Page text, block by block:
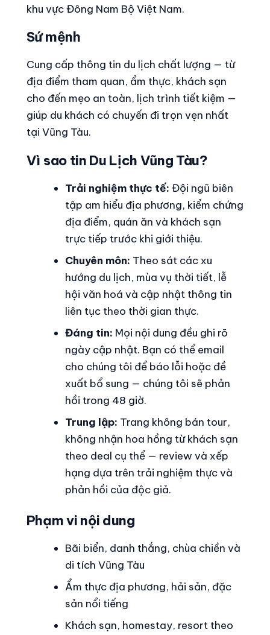
khu vực Đông Nam Bộ Việt Nam.
Sứ mệnh
Cung cấp thông tin du lịch chất lượng — từ
địa điểm tham quan, ẩm thực, khách sạn
cho đến mẹo an toàn, lịch trình tiết kiệm —
giúp du khách có chuyến đi trọn vẹn nhất
tại Vũng Tàu.
Vì sao tin Du Lịch Vũng Tàu?
Trải nghiệm thực tế: Đội ngũ biên
tập am hiểu địa phương, kiểm chứng
địa điểm, quán ăn và khách sạn
trực tiếp trước khi giới thiệu.
Chuyên môn: Theo sát các xu
hướng du lịch, mùa vụ thời tiết, lễ
hội văn hoá và cập nhật thông tin
liên tục theo thời gian thực.
Đáng tin: Mọi nội dung đều ghi rõ
ngày cập nhật. Bạn có thể email
cho chúng tôi để báo lỗi hoặc đề
xuất bổ sung — chúng tôi sẽ phản
hồi trong 48 giờ.
Trung lập: Trang không bán tour,
không nhận hoa hồng từ khách sạn
theo deal cụ thể — review và xếp
hạng dựa trên trải nghiệm thực và
phản hồi của độc giả.
Phạm vi nội dung
Bãi biển, danh thắng, chùa chiền và
di tích Vũng Tàu
Ẩm thực địa phương, hải sản, đặc
sản nổi tiếng
Khách sạn, homestay, resort theo